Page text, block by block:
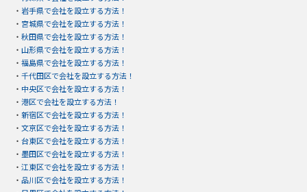
・ 岩手県で会社を設立する方法！
・ 宮城県で会社を設立する方法！
・ 秋田県で会社を設立する方法！
・ 山形県で会社を設立する方法！
・ 福島県で会社を設立する方法！
・ 千代田区で会社を設立する方法！
・ 中央区で会社を設立する方法！
・ 港区で会社を設立する方法！
・ 新宿区で会社を設立する方法！
・ 文京区で会社を設立する方法！
・ 台東区で会社を設立する方法！
・ 墨田区で会社を設立する方法！
・ 江東区で会社を設立する方法！
・ 品川区で会社を設立する方法！